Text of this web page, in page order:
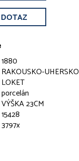
1880
RAKOUSKO-UHERSKO
LOKET
porcelán
VÝŠKA 23CM
15428
3797x